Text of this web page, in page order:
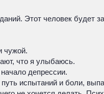
Этот человек
чужой.
что я улыбаюсь.
депрессии.
испытаний и боли,